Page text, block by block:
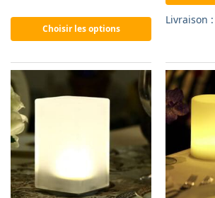
Choisir les options
Livraison